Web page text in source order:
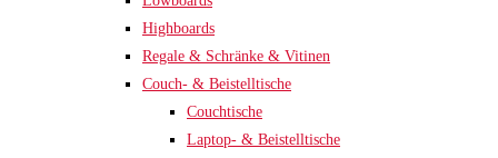
Highboards
Regale & Schränke & Vitinen
Couch- & Beistelltische
Couchtische
Laptop- & Beistelltische